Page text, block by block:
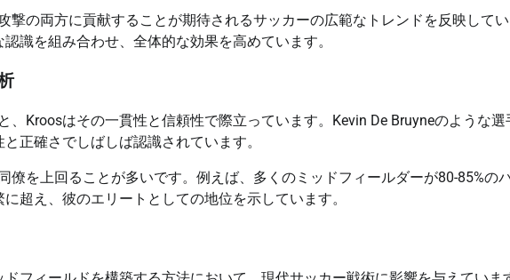
撃の両方に貢献することが期待されるサッカーの広範なトレンドを反映してい
識を組み合わせ、全体的な効果を高めています。
、Kroosはその一貫性と信頼性で際立っています。Kevin De Bruyneのような選
正確さでしばしば認識されています。
僚を上回ることが多いです。例えば、多くのミッドフィールダーが80-85%の
超え、彼のエリートとしての地位を示しています。